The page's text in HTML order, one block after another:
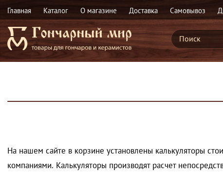
Главная Каталог О магазине Доставка Самовывоз
На нашем сайте в корзине установлены калькуляторы
компаниями. Калькуляторы производят расчет